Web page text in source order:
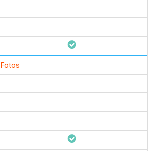
Fotos